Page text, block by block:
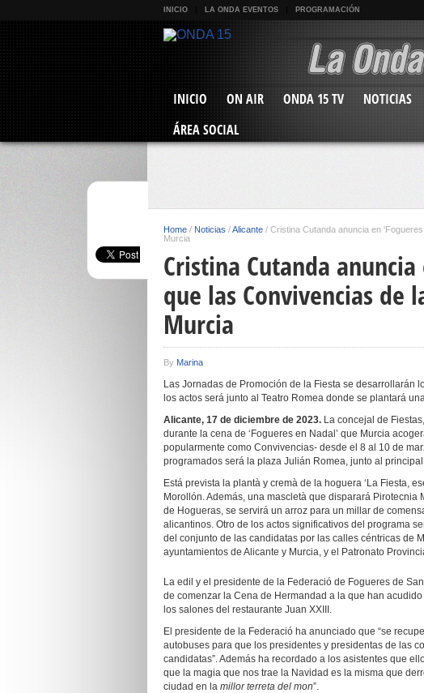
INICIO LA ONDA EVENTOS PROGRAMACIÓN
INICIO ON AIR ONDA 15 TV NOTICIAS
ÁREA SOCIAL
Home / Noticias /Alicante / Cristina Cutanda anuncia en
Murcia
Cristina Cutanda anuncia
que las Convivencias de
Murcia
By Marina
Las Jornadas de Promoción de la Fiesta se desarrollarán
los actos será junto al Teatro Romea donde se plantará
Alicante, 17 de diciembre de 2023. La concejal de
durante la cena de ‘Fogueres en Nadal’ que Murcia
popularmente como Convivencias- desde el 8 al 10 de
programados será la plaza Julián Romea, junto al
Está prevista la plantà y cremà de la hoguera ‘La Fiesta,
Morollón. Además, una mascletà que disparará
de Hogueras, se servirá un arroz para un millar de
alicantinos. Otro de los actos significativos del programa
del conjunto de las candidatas por las calles céntricas de
ayuntamientos de Alicante y Murcia, y el Patronato
La edil y el presidente de la Federació de Fogueres de
de comenzar la Cena de Hermandad a la que han
los salones del restaurante Juan XXIII.
El presidente de la Federació ha anunciado que “se
autobuses para que los presidentes y presidentas de las
candidatas”. Además ha recordado a los asistentes que
que la magia que nos trae la Navidad es la misma que
ciudad en la millor terreta del mon”.